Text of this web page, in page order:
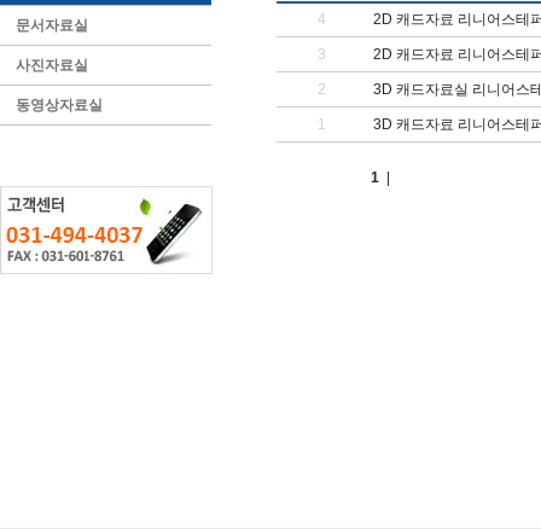
문서자료실
사진자료실
동영상자료실
4 2D 캐드자료 리니어스테
3 2D 캐드자료 리니어스테
2 3D 캐드자료실 리니어스
1 3D 캐드자료 리니어스테
1|